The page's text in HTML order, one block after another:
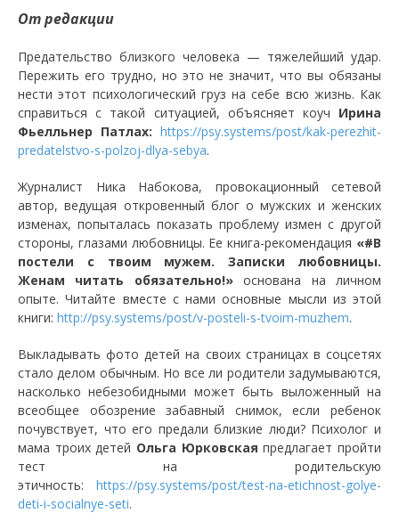
От редакции
Предательство близкого человека — тяжелейший удар.
Пережить его трудно, но это не значит, что вы обязаны
нести этот психологический груз на себе всю жизнь. Как
справиться с такой ситуацией, объясняет коуч Ирина
Фьелльнер Патлах: https://psy.systems/post/kak-perezhit-
predatelstvo-s-polzoj-dlya-sebya.
Журналист Ника Набокова, провокационный сетевой
автор, ведущая откровенный блог о мужских и женских
изменах, попыталась показать проблему измен с другой
стороны, глазами любовницы. Ее книга-рекомендация «#В
постели с твоим мужем. Записки любовницы.
Женам читать обязательно!»основана на личном
опыте. Читайте вместе с нами основные мысли из этой
книги: http://psy.systems/post/v-posteli-s-tvoim-muzhem.
Выкладывать фото детей на своих страницах в соцсетях
стало делом обычным. Но все ли родители задумываются,
насколько небезобидными может быть выложенный на
всеобщее обозрение забавный снимок, если ребенок
почувствует, что его предали близкие люди? Психолог и
мама троих детей Ольга Юрковская предлагает пройти
тест на родительскую
этичность: https://psy.systems/post/test-na-etichnost-golye-
deti-i-socialnye-seti.